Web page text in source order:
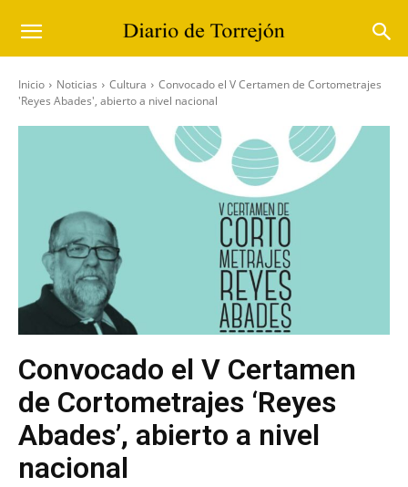
Inicio Noticias Cultura
Convocado el V Certamen de Cortometrajes
'Reyes Abades', abierto a nivel nacional
Convocado el V Certamen
de Cortometrajes ‘Reyes
Abades’, abierto a nivel
nacional